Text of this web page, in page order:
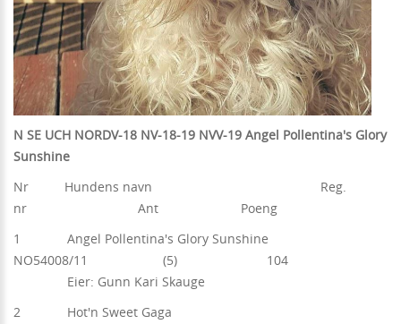
N SE UCH NORDV-18 NV-18-19 NVV-19 Angel Pollentina's Glory
Sunshine
Nr Hundens navn Reg.
nr Ant Poeng
1 Angel Pollentina's Glory Sunshine
NO54008/11 (5) 104
Eier: Gunn Kari Skauge
2 Hot'n Sweet Gaga